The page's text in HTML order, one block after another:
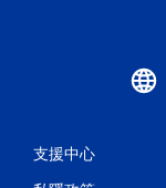
支援中心